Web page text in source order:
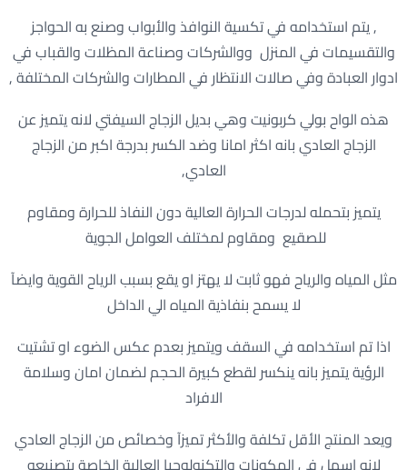
, يتم استخدامه في تكسية النوافذ والأبواب وصنع به الحواجز
والتقسيمات في المنزل ووالشركات وصناعة المظلات والقباب في
ادوار العبادة وفي صالات الانتظار في المطارات والشركات المختلفة ,
هذه الواح بولي كربونيت وهي بديل الزجاج السيفتي لانه يتميز عن
الزجاج العادي بانه اكثر امانا وضد الكسر بدرجة اكبر من الزجاج
العادي,
يتميز بتحمله لدرجات الحرارة العالية دون النفاذ للحرارة ومقاوم
للصقيع ومقاوم لمختلف العوامل الجوية
مثل المياه والرياح فهو ثابت لا يهتز او يقع بسبب الرياح القوية وايضآ
لا يسمح بنفاذية المياه الي الداخل
اذا تم استخدامه في السقف ويتميز بعدم عكس الضوء او تشتيت
الرؤية يتميز بانه ينكسر لقطع كبيرة الحجم لضمان امان وسلامة
الافراد
ويعد المنتج الأقل تكلفة والأكثر تميزآ وخصائص من الزجاج العادي